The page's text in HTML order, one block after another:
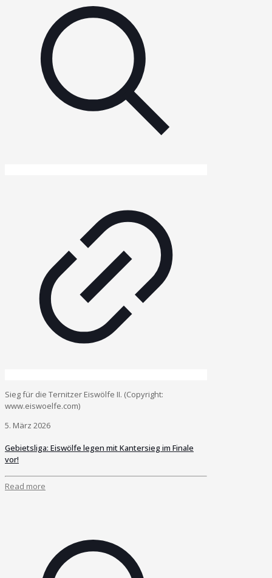
Sieg für die Ternitzer Eiswölfe II. (Copyright:
www.eiswoelfe.com)
5. März 2026
Gebietsliga: Eiswölfe legen mit Kantersieg im Finale
vor!
Read more